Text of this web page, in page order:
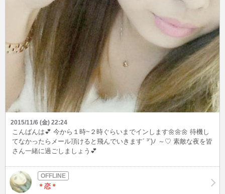
2015/11/6 (金) 22:24
こんばんは💕 今から１時~２時ぐらいまでインします🌼🌼🌼 待機し
てなかったらメール頂けると飛んでいきます´ ³`)ﾉ ～♡ 素敵な夜を皆
さん一緒に過ごしましょう💕
＊恋＊